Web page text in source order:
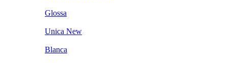
Glossa
Unica New
Blanca